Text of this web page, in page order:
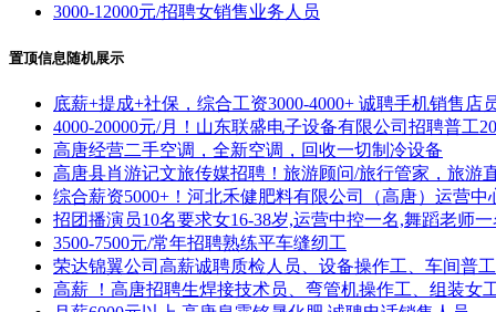
3000-12000元/招聘女销售业务人员
置顶信息随机展示
底薪+提成+社保，综合工资3000-4000+ 诚聘手机销售店
4000-20000元/月！山东联盛电子设备有限公司招聘普工
高唐经营二手空调，全新空调，回收一切制冷设备
高唐县肖游记文旅传媒招聘！旅游顾问/旅行管家，旅游
综合薪资5000+！河北禾健肥料有限公司（高唐）运营
招团播演员10名要求女16-38岁,运营中控一名,舞蹈老师一
3500-7500元/常年招聘熟练平车缝纫工
荣达锦翼公司高薪诚聘质检人员、设备操作工、车间普
高薪 ！高唐招聘生焊接技术员、弯管机操作工、组装女